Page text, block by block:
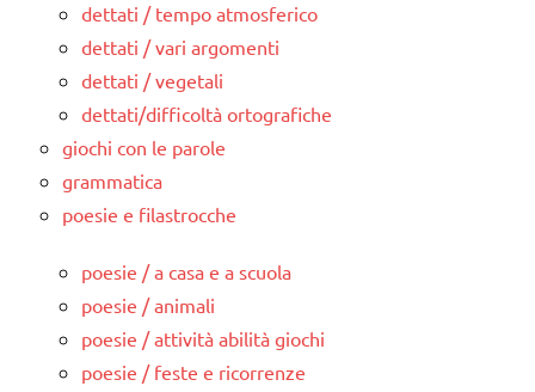
dettati / tempo atmosferico
dettati / vari argomenti
dettati / vegetali
dettati/difficoltà ortografiche
giochi con le parole
grammatica
poesie e filastrocche
poesie / a casa e a scuola
poesie / animali
poesie / attività abilità giochi
poesie / feste e ricorrenze